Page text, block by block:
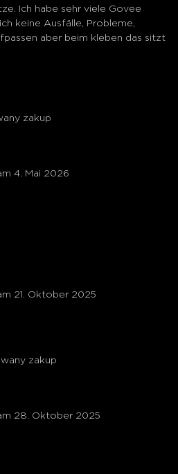
Ich habe sehr viele Govee
keine Ausfälle, Probleme,
aber beim kleben das sitzt
zakup
4. Mai 2026
21. Oktober 2025
zakup
28. Oktober 2025